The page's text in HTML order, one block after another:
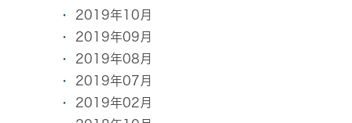
2019年10月
2019年09月
2019年08月
2019年07月
2019年02月